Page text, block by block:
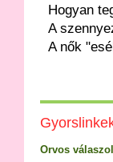
Hogyan
A
A nők
Orvos válaszol